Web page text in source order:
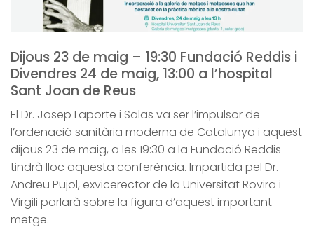
Dijous 23 de maig – 19:30 Fundació Reddis i
Divendres 24 de maig, 13:00 a l’hospital
Sant Joan de Reus
El Dr. Josep Laporte i Salas va ser l’impulsor de
l’ordenació sanitària moderna de Catalunya i aquest
dijous 23 de maig, a les 19:30 a la Fundació Reddis
tindrà lloc aquesta conferència. Impartida pel Dr.
Andreu Pujol, exvicerector de la Universitat Rovira i
Virgili parlarà sobre la figura d’aquest important
metge.